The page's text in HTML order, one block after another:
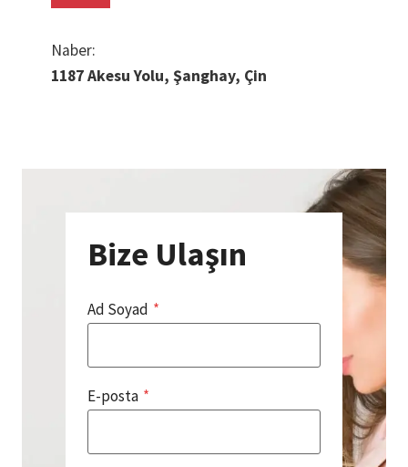
Naber:
1187 Akesu Yolu, Şanghay, Çin
Bize Ulaşın
Ad Soyad *
E-posta *